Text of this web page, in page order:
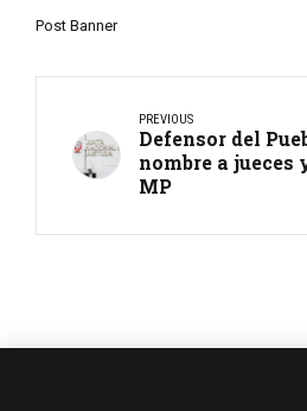
Post Banner
PREVIOUS
Defensor del
nombre a
MP